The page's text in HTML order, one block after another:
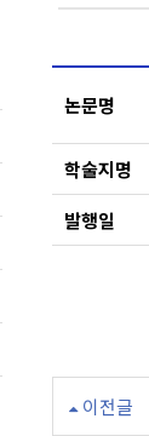
논문명
학술지명
발행일
이전글